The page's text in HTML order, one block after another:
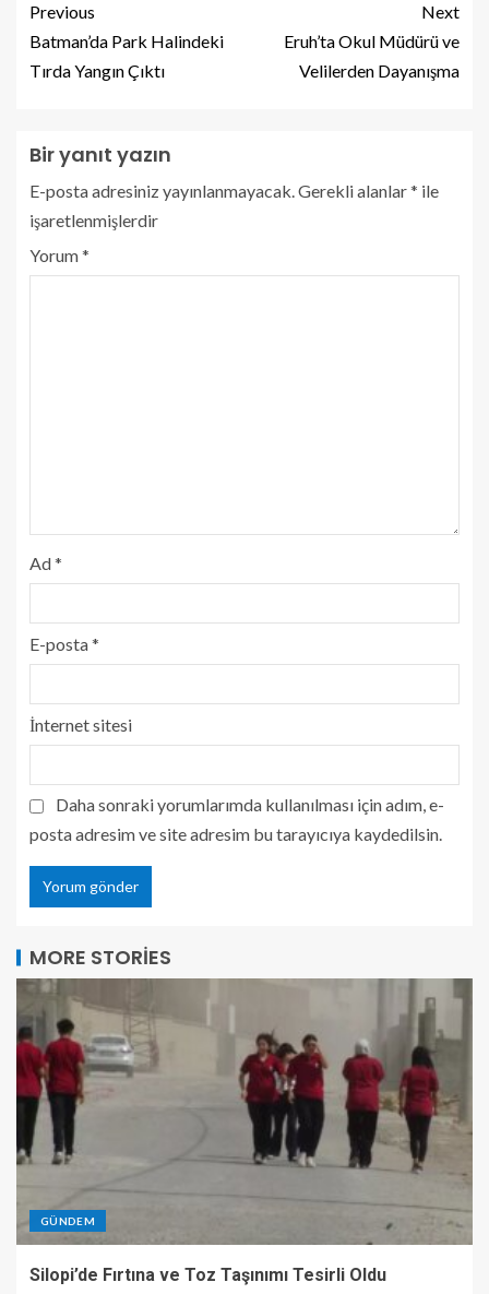
Previous
Batman’da Park Halindeki
Tırda Yangın Çıktı
Next
Eruh’ta Okul Müdürü ve
Velilerden Dayanışma
Bir yanıt yazın
E-posta adresiniz yayınlanmayacak.Gerekli alanlar* ile
işaretlenmişlerdir
Yorum*
Ad*
E-posta*
İnternet sitesi
Daha sonraki yorumlarımda kullanılması için adım, e-
posta adresim ve site adresim bu tarayıcıya kaydedilsin.
MORE STORIES
GÜNDEM
Silopi’de Fırtına ve Toz Taşınımı Tesirli Oldu